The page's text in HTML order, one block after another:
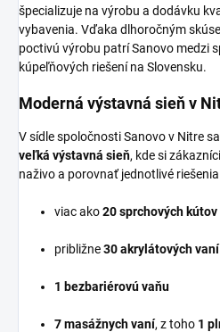
špecializuje na výrobu a dodávku
vybavenia. Vďaka dlhoročným
poctivú výrobu patrí Sanovo medzi
kúpeľňových riešení na Slovensku.
Moderná výstavná sieň v
V sídle spoločnosti Sanovo v Nitre
veľká výstavná sieň, kde si
naživo a porovnať jednotlivé
viac ako20 sprchových kútov
približne30 akrylátových vaní
1 bezbariérovú vaňu
7 masážnych vaní, z toho 1